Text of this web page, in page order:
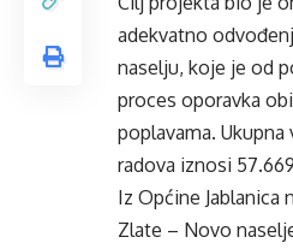
adekvatno
naselju, koje je od
proces oporavka
poplavama.
radova iznosi
Iz Općine Jablanica
Zlate – Novo